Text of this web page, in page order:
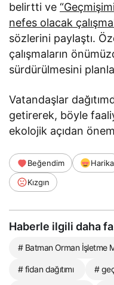
belirtti ve
nefes olacak
sözlerini paylaştı.
çalışmaların
sürdürülmesini
Vatandaşlar
getirerek, böyle
ekolojik açıdan
Beğendim Harika
Kızgın
Haberle ilgili daha
# Batman Orman İşletme
# fidan dağıtımı #